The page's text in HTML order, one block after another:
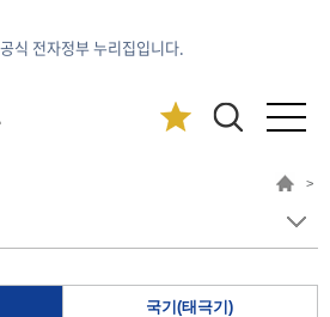
식 전자정부 누리집입니다.
>
국기(태극기)